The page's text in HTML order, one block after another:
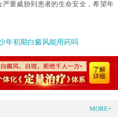
重威胁到患者的生命安全，希望年
年初期白癜风能用药吗
MORE+